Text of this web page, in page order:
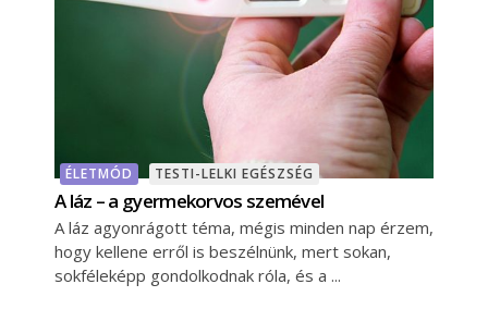
ÉLETMÓD TESTI-LELKI EGÉSZSÉG
A láz – a gyermekorvos szemével
A láz agyonrágott téma, mégis minden nap érzem,
hogy kellene erről is beszélnünk, mert sokan,
sokféleképp gondolkodnak róla, és a